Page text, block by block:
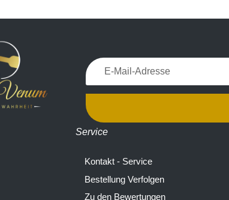
Service
Kontakt - Service
Bestellung Verfolgen
Zu den Bewertungen